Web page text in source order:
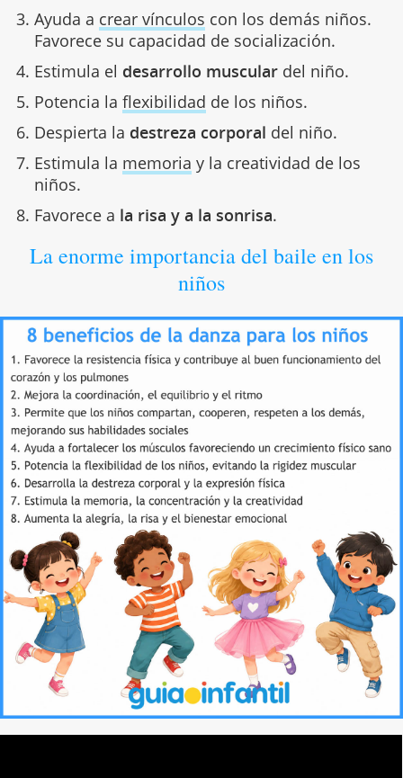
Ayuda a crear vínculos con los demás niños.
Favorece su capacidad de socialización.
Estimula el desarrollo musculardel niño.
Potencia la flexibilidad de los niños.
Despierta la destreza corporal del niño.
Estimula la memoria y la creatividad de los
niños.
Favorece a la risa y a la sonrisa.
La enorme importancia del baile en los
niños